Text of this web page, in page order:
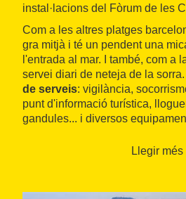
instal·lacions del Fòrum de les
Com a les altres platges
gra mitjà i té un pendent una
l'entrada al mar. I també, com a
servei diari de neteja de la
de serveis: vigilància,
punt d'informació turística,
gandules... i diversos
bars, tant a la platja com aLlegir més